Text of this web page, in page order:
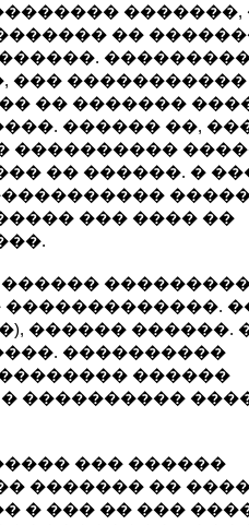
�������,
��
��� �����������
�� �������
������ ��,
����������
�� ������. �
��� ���� ��
�������������.
������ ������.
����������
������
����������
��� ������
������� ��
� ��� �� ���